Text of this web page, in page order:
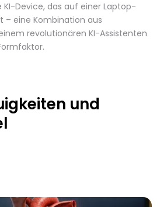
KI-Device, das auf einer Laptop-
eine Kombination aus
revolutionären KI-Assistenten
und